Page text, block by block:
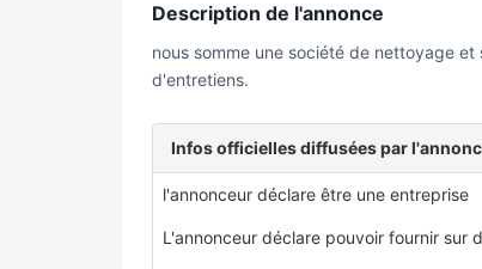
Description de l'annonce
nous somme une société de nettoyage
d'entretiens.
Infos officielles diffusées par
l'annonceur déclare être une entreprise
L'annonceur déclare pouvoir fournir sur